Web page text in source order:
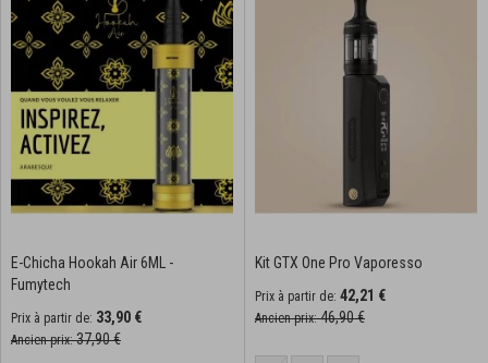
E-Chicha Hookah Air 6ML -
Fumytech
Prix à partir de 33,90 €
Ancien prix 37,90 €
Kit GTX One Pro Vaporesso
Prix à partir de 42,21 €
Ancien prix 46,90 €